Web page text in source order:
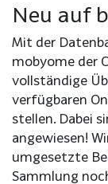
Neu auf
Mit der
mobyome der
vollständige
verfügbaren
stellen. Dabei
angewiesen!
umgesetzte
Sammlung